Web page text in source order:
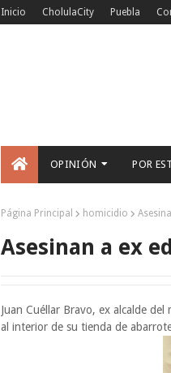
Inicio CholulaCity Puebla
OPINIÓN POR
Página Principal homicidio
Asesinan a ex
Juan Cuéllar Bravo, ex alcalde
al interior de su tienda de